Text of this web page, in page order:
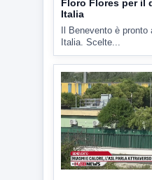
Benevento
Floro Flores per il
Italia
Il Benevento è pronto
Italia. Scelte...